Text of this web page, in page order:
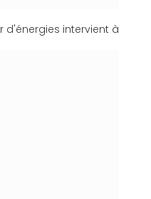
d'énergies intervient à